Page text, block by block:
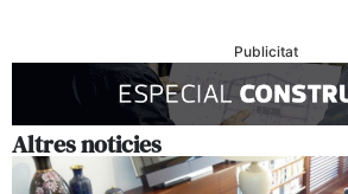
Publicitat
Altres noticies